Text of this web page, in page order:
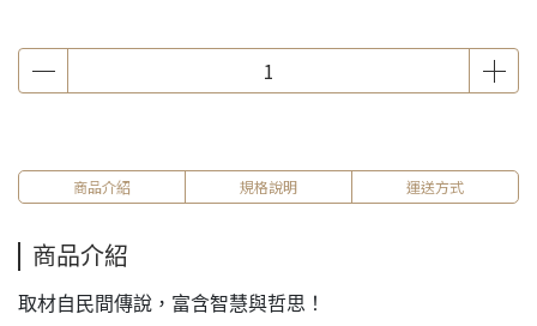
商品介紹 規格說明 運送方式
商品介紹
取材自民間傳說，富含智慧與哲思！